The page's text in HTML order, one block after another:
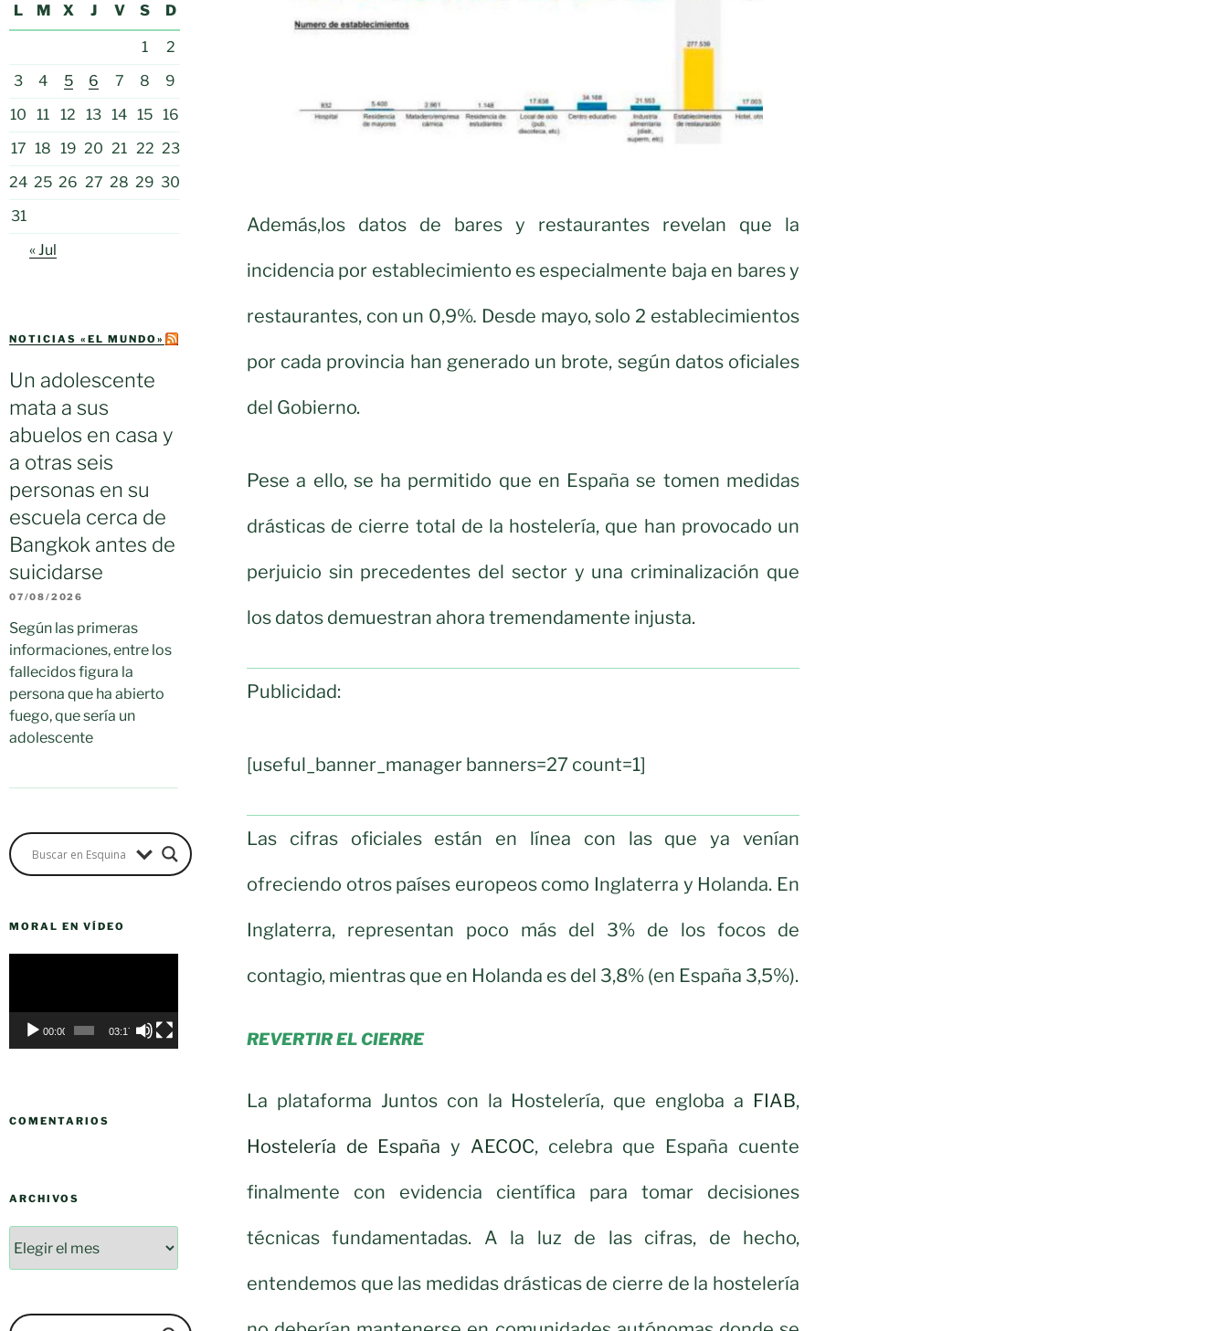
L
M X J V S D
1
2
3
4 5 6 7 8
9
10
11 12 13 14 15 16
17 18 19 20 21 22 23
24 25 26 27 28 29 30
31
« Jul
NOTICIAS «EL MUNDO»
Un adolescente
mata a sus
abuelos en casa y
a otras seis
personas en su
escuela cerca de
Bangkok antes de
suicidarse
07/08/2026
Según las primeras
informaciones, entre los
fallecidos figura la
persona que ha abierto
fuego, que sería un
adolescente
MORAL EN VÍDEO
00:00 03:17
COMENTARIOS
ARCHIVOS
Además,los datos de bares y restaurantes revelan que la
incidencia por establecimiento es especialmente baja en bares y
restaurantes, con un 0,9%. Desde mayo, solo 2 establecimientos
por cada provincia han generado un brote, según datos oficiales
del Gobierno.
Pese a ello, se ha permitido que en España se tomen medidas
drásticas de cierre total de la hostelería, que han provocado un
perjuicio sin precedentes del sector y una criminalización que
los datos demuestran ahora tremendamente injusta.
Publicidad:
[useful_banner_manager banners=27 count=1]
Las cifras oficiales están en línea con las que ya venían
ofreciendo otros países europeos como Inglaterra y Holanda. En
Inglaterra, representan poco más del 3% de los focos de
contagio, mientras que en Holanda es del 3,8% (en España 3,5%).
REVERTIR EL CIERRE
La plataforma Juntos con la Hostelería, que engloba a FIAB,
Hostelería de España y AECOC, celebra que España cuente
finalmente con evidencia científica para tomar decisiones
técnicas fundamentadas. A la luz de las cifras, de hecho,
entendemos que las medidas drásticas de cierre de la hostelería